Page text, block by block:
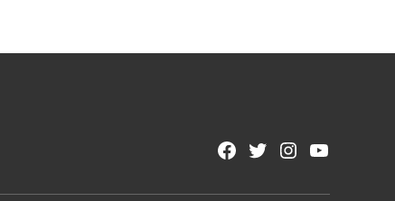
Facebook
TwitterInstagram
YouTube